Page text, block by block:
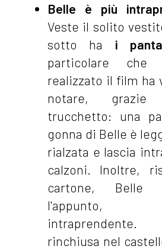
Belle è più
Veste il solito
sotto ha i
particolare
realizzato il film ha
notare,
trucchetto: una
gonna di Belle è
rialzata e lascia
calzoni. Inoltre,
cartone,
intraprendente.
rinchiusa nel